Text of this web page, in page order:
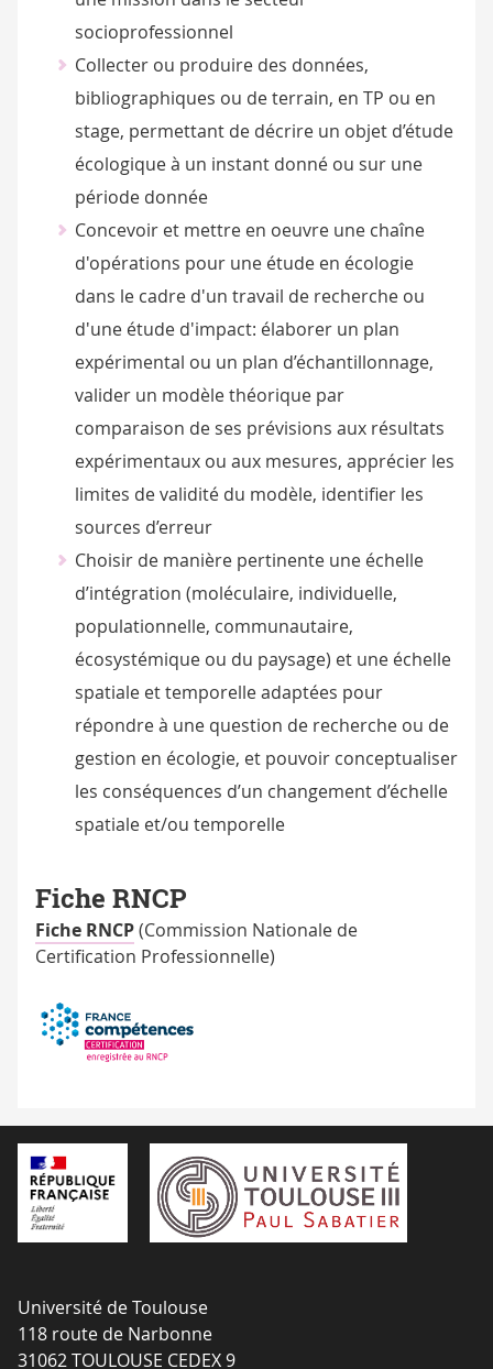
socioprofessionnel
Collecter ou produire des données,
bibliographiques ou de terrain, en TP ou en
stage, permettant de décrire un objet d’étude
écologique à un instant donné ou sur une
période donnée
Concevoir et mettre en oeuvre une chaîne
d'opérations pour une étude en écologie
dans le cadre d'un travail de recherche ou
d'une étude d'impact: élaborer un plan
expérimental ou un plan d’échantillonnage,
valider un modèle théorique par
comparaison de ses prévisions aux résultats
expérimentaux ou aux mesures, apprécier les
limites de validité du modèle, identifier les
sources d’erreur
Choisir de manière pertinente une échelle
d’intégration (moléculaire, individuelle,
populationnelle, communautaire,
écosystémique ou du paysage) et une échelle
spatiale et temporelle adaptées pour
répondre à une question de recherche ou de
gestion en écologie, et pouvoir conceptualiser
les conséquences d’un changement d’échelle
spatiale et/ou temporelle
Fiche RNCP
Fiche RNCP(Commission Nationale de
Certification Professionnelle)
Université de Toulouse
118 route de Narbonne
31062 TOULOUSE CEDEX 9